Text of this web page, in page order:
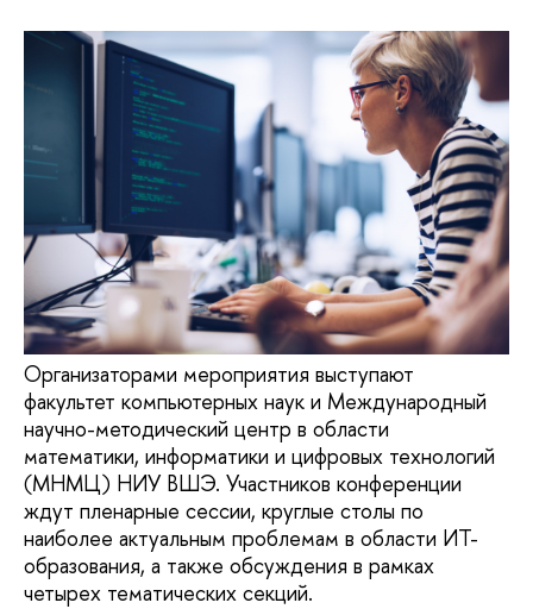
Организаторами мероприятия выступают
факультет компьютерных наук и Международный
научно-методический центр в области
математики, информатики и цифровых технологий
(МНМЦ) НИУ ВШЭ. Участников конференции
ждут пленарные сессии, круглые столы по
наиболее актуальным проблемам в области ИТ-
образования, а также обсуждения в рамках
четырех тематических секций.